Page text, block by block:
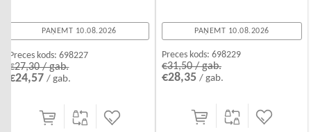
PAŅEMT 10.08.2026
Preces kods: 698227
€27,30 / gab.
€24,57/ gab.
PAŅEMT 10.08.2026
Preces kods: 698229
€31,50 / gab.
€28,35 / gab.